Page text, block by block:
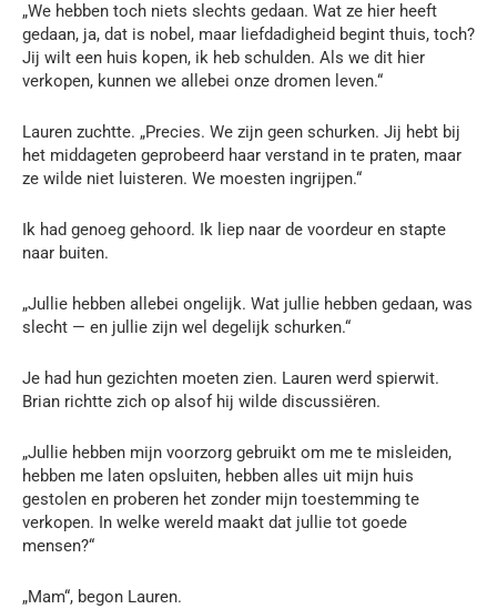
„We hebben toch niets slechts gedaan. Wat ze hier heeft
gedaan, ja, dat is nobel, maar liefdadigheid begint thuis, toch?
Jij wilt een huis kopen, ik heb schulden. Als we dit hier
verkopen, kunnen we allebei onze dromen leven.“
Lauren zuchtte. „Precies. We zijn geen schurken. Jij hebt bij
het middageten geprobeerd haar verstand in te praten, maar
ze wilde niet luisteren. We moesten ingrijpen.“
Ik had genoeg gehoord. Ik liep naar de voordeur en stapte
naar buiten.
„Jullie hebben allebei ongelijk. Wat jullie hebben gedaan, was
slecht — en jullie zijn wel degelijk schurken.“
Je had hun gezichten moeten zien. Lauren werd spierwit.
Brian richtte zich op alsof hij wilde discussiëren.
„Jullie hebben mijn voorzorg gebruikt om me te misleiden,
hebben me laten opsluiten, hebben alles uit mijn huis
gestolen en proberen het zonder mijn toestemming te
verkopen. In welke wereld maakt dat jullie tot goede
mensen?“
„Mam“, begon Lauren.